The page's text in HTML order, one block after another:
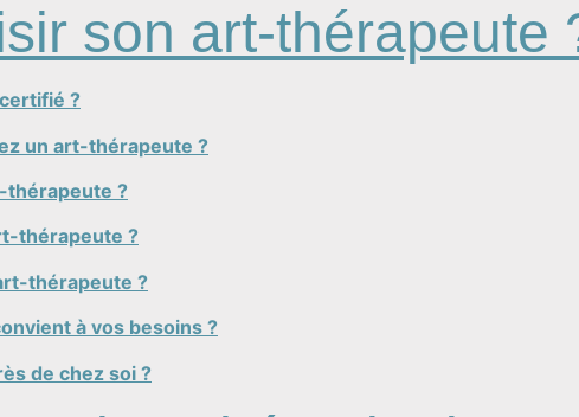
son art-thérapeute
?
un art-thérapeute ?
thérapeute ?
thérapeute ?
thérapeute ?
à vos besoins ?
de chez soi ?